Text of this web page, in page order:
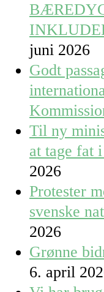
juni 2026
Godt
Til ny
at tage fat
2026
Protester
svenske
2026
Grønne
6. april